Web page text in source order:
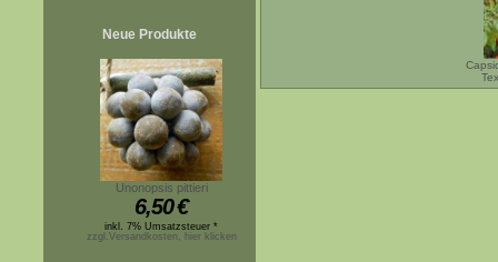
Neue Produkte
Unonopsis pittieri
6,50€
inkl. 7% Umsatzsteuer *
zzgl.Versandkosten, hier klicken